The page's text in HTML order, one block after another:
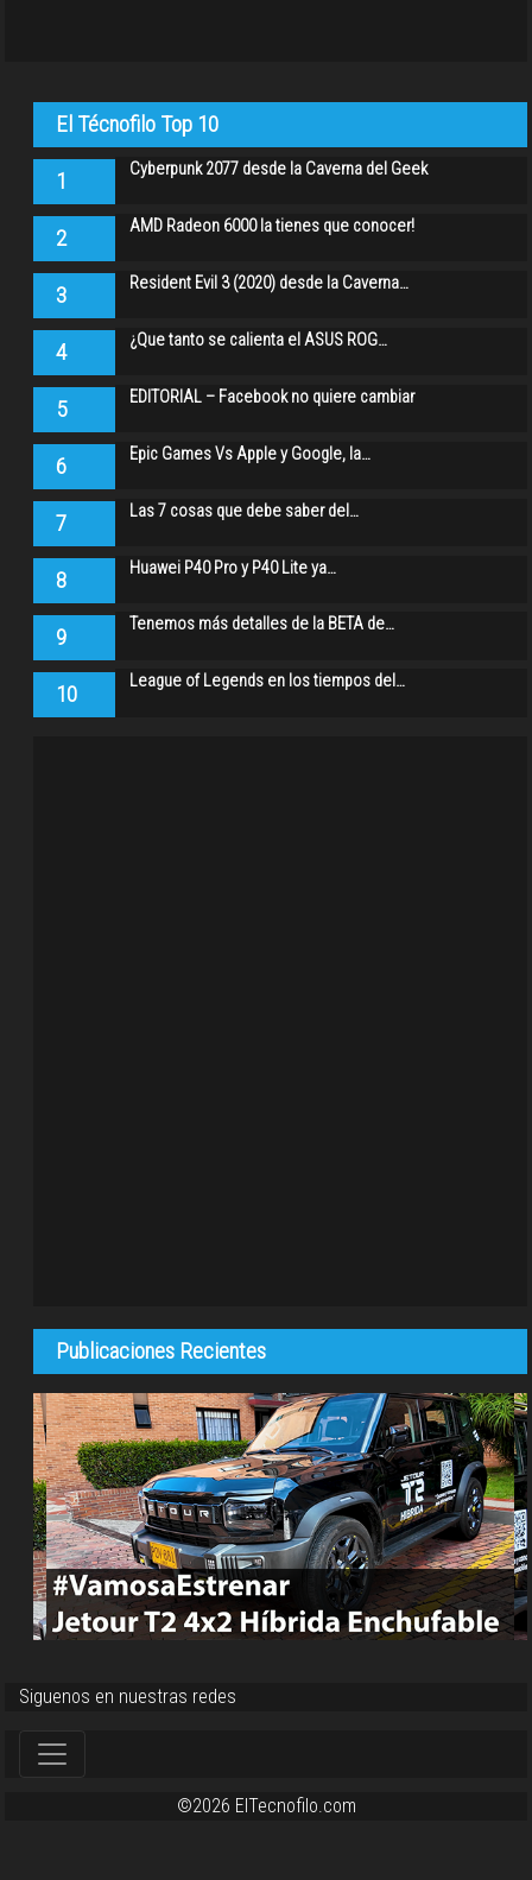
El Técnofilo Top 10
1 Cyberpunk 2077 desde la Caverna del Geek
2 AMD Radeon 6000 la tienes que conocer!
3 Resident Evil 3 (2020) desde la Caverna…
4 ¿Que tanto se calienta el ASUS ROG…
5 EDITORIAL – Facebook no quiere cambiar
6 Epic Games Vs Apple y Google, la…
7 Las 7 cosas que debe saber del…
8 Huawei P40 Pro y P40 Lite ya…
9 Tenemos más detalles de la BETA de…
10 League of Legends en los tiempos del…
Publicaciones Recientes
Siguenos en nuestras redes
©2026 ElTecnofilo.com